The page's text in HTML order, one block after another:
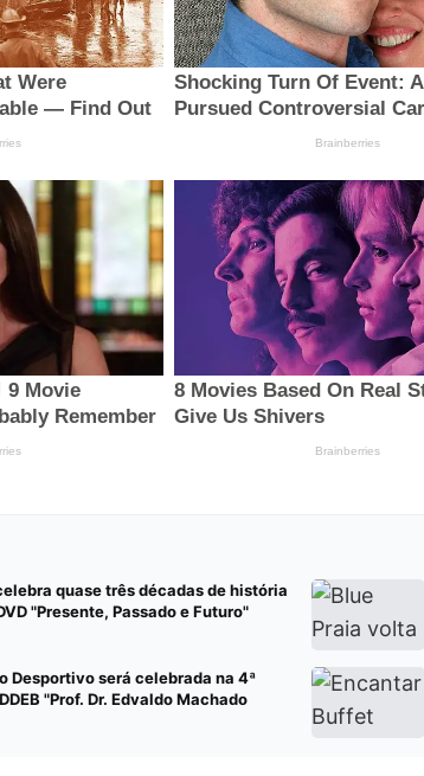
quase três décadas de história
"Presente, Passado e Futuro"
Desportivo será celebrada na 4ª
"Prof. Dr. Edvaldo Machado